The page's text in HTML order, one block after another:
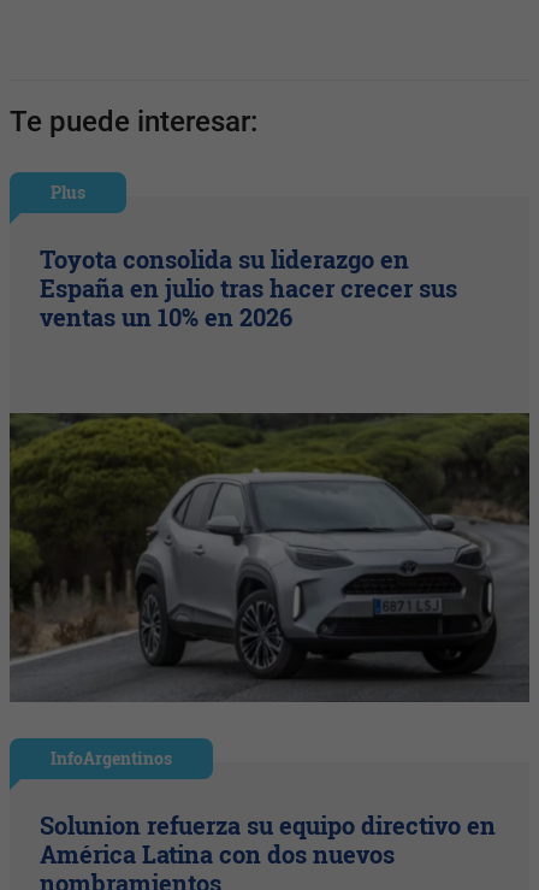
Te puede interesar:
Plus
Toyota consolida su liderazgo en
España en julio tras hacer crecer sus
ventas un 10% en 2026
InfoArgentinos
Solunion refuerza su equipo directivo en
América Latina con dos nuevos
nombramientos